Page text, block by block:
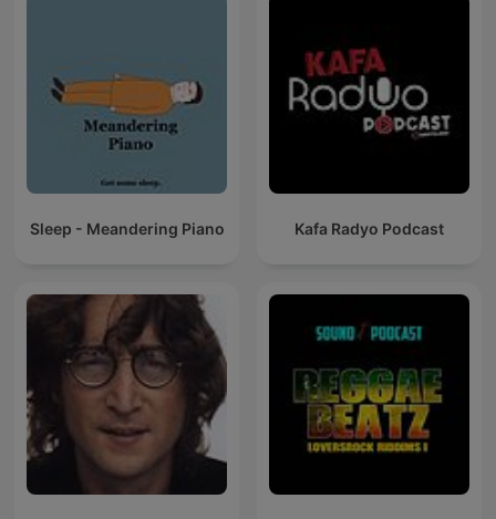
Sleep - Meandering Piano Kafa Radyo Podcast